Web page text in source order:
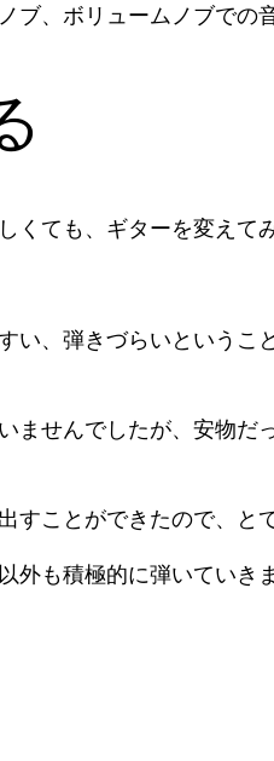
、ボリュームノブでの
ても、ギターを変えて
い、弾きづらいというこ
せんでしたが、安物だ
ことができたので、と
も積極的に弾いていき